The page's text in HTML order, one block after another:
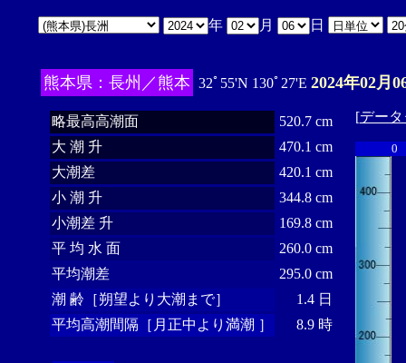
年 月 日
熊本県：長州／熊本 32ﾟ55'N 130ﾟ27'E 2024年02月
略最高高潮面
520.7 cm
大 潮 升
470.1 cm
大潮差
420.1 cm
小 潮 升
344.8 cm
小潮差 升
169.8 cm
平 均 水 面
260.0 cm
平均潮差
295.0 cm
潮 齢［朔望より大潮まで］
1.4 日
平均高潮間隔［月正中より満潮 ］
8.9 時
[デー
0